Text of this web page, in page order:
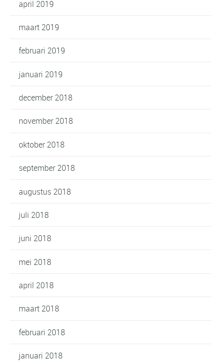
april 2019
maart 2019
februari 2019
januari 2019
december 2018
november 2018
oktober 2018
september 2018
augustus 2018
juli 2018
juni 2018
mei 2018
april 2018
maart 2018
februari 2018
januari 2018